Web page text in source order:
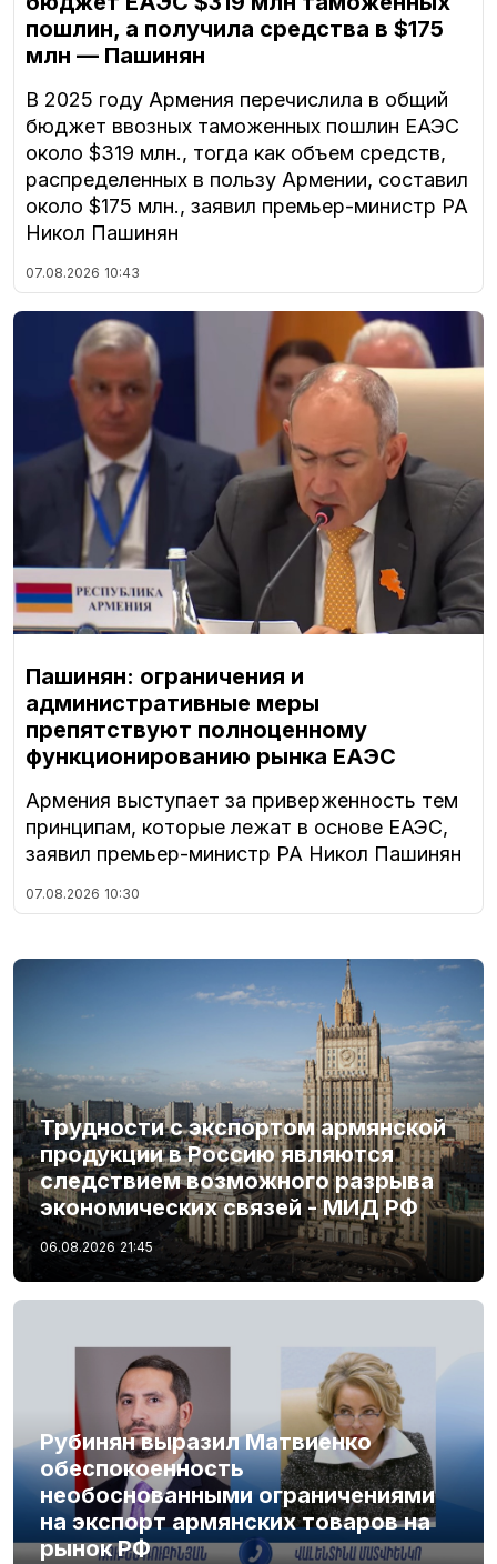
пошлин, а получила средства в $175
млн — Пашинян
В 2025 году Армения перечислила в общий
бюджет ввозных таможенных пошлин ЕАЭС
около $319 млн., тогда как объем средств,
распределенных в пользу Армении, составил
около $175 млн., заявил премьер-министр РА
Никол Пашинян
07.08.2026 10:43
Пашинян: ограничения и
административные меры
препятствуют полноценному
функционированию рынка ЕАЭС
Армения выступает за приверженность тем
принципам, которые лежат в основе ЕАЭС,
заявил премьер-министр РА Никол Пашинян
07.08.2026 10:30
Трудности с экспортом армянской
продукции в Россию являются
следствием возможного разрыва
экономических связей - МИД РФ
06.08.2026 21:45
Рубинян выразил Матвиенко
обеспокоенность
необоснованными ограничениями
на экспорт армянских товаров на
рынок РФ